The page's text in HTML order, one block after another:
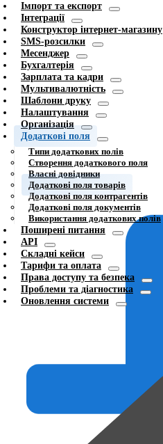
Імпорт та експорт
Інтеграції
Конструктор інтернет-магазину
SMS-розсилки
Месенджер
Бухгалтерія
Зарплата та кадри
Мультивалютність
Шаблони друку
Налаштування
Організація
Додаткові поля
Типи додаткових полів
Створення додаткового поля
Власні довідники
Додаткові поля товарів
Додаткові поля контрагентів
Додаткові поля документів
Використання додаткових полів
Поширені питання
API
Складні кейси
Тарифи та оплата
Права доступу та безпека
Проблеми та діагностика
Оновлення системи